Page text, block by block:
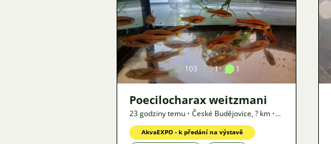
Zdjęcie
103 1 1
Poecilocharax weitzmani
23 godziny temu • České Budějovice,? km •
Oferta
AkvaEXPO - k předání na výstavě